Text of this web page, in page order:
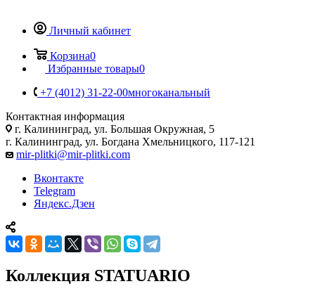
Личный кабинет
Корзина0
Избранные товары0
+7 (4012) 31-22-00многоканальный
Контактная информация
г. Калининград, ул. Большая Окружная, 5
г. Калининград, ул. Богдана Хмельницкого, 117-121
mir-plitki@mir-plitki.com
Вконтакте
Telegram
Яндекс.Дзен
Коллекция STATUARIO